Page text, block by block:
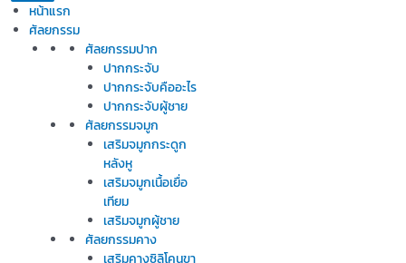
หน้าแรก
ศัลยกรรม
ศัลยกรรมปาก
ปากกระจับ
ปากกระจับคืออะไร
ปากกระจับผู้ชาย
ศัลยกรรมจมูก
เสริมจมูกกระดูก
หลังหู
เสริมจมูกเนื้อเยื่อ
เทียม
เสริมจมูกผู้ชาย
ศัลยกรรมคาง
เสริมคางซิลิโคนขา